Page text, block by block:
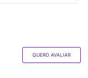
QUERO AVALIAR